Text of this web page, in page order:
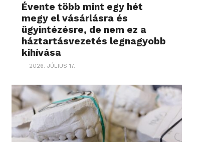
Évente több mint egy hét
megy el vásárlásra és
ügyintézésre, de nem ez a
háztartásvezetés legnagyobb
kihívása
2026. JÚLIUS 17.